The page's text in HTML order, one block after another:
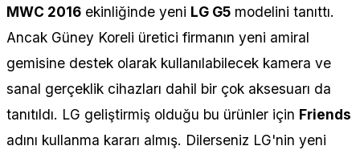
MWC 2016 ekinliğinde yeni LG G5 modelini tanıttı.
Ancak Güney Koreli üretici firmanın yeni amiral
gemisine destek olarak kullanılabilecek kamera ve
sanal gerçeklik cihazları dahil bir çok aksesuarı da
tanıtıldı. LG geliştirmiş olduğu bu ürünler için Friends
adını kullanma kararı almış. Dilerseniz LG'nin yeni